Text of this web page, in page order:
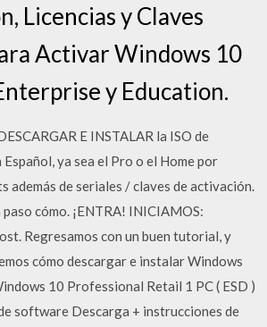
Licencias y Claves
Activar Windows 10
y Education.
E INSTALAR la ISO de
ya sea el Pro o el Home por
además de seriales / claves de activación.
cómo. ¡ENTRA! INICIAMOS:
Regresamos con un buen tutorial, y
cómo descargar e instalar Windows
10 Professional Retail 1 PC ( ESD )
software Descarga + instrucciones de